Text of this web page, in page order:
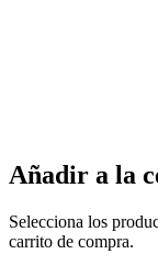
Añadir a la
Selecciona los
carrito de compra.